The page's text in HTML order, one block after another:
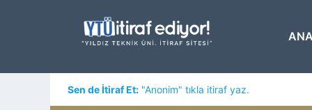
Sen de İtiraf Et: "Anonim" tıkla itiraf yaz.